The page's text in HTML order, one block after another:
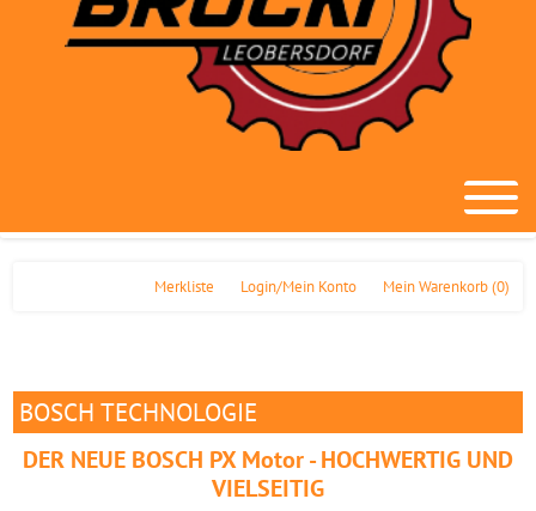
Mein Warenkorb(0)
Login/Mein Konto
Merkliste
BOSCH TECHNOLOGIE
DER NEUE BOSCH PX Motor - HOCHWERTIG UND
VIELSEITIG